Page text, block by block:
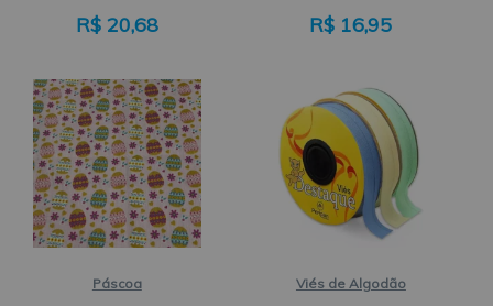
R$ 20,68 R$ 16,95
Páscoa Viés de Algodão